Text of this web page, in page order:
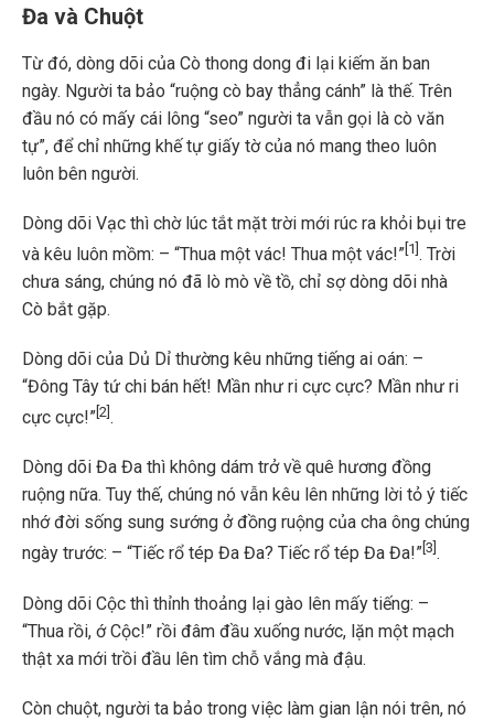
Đa và Chuột
Từ đó, dòng dõi của Cò thong dong đi lại kiếm ăn ban
ngày. Người ta bảo “ruộng cò bay thẳng cánh” là thế. Trên
đầu nó có mấy cái lông “seo” người ta vẫn gọi là cò văn
tự”, để chỉ những khế tự giấy tờ của nó mang theo luôn
luôn bên người.
Dòng dõi Vạc thì chờ lúc tắt mặt trời mới rúc ra khỏi bụi tre
và kêu luôn mồm: – “Thua một vác! Thua một vác!” [1] . Trời
chưa sáng, chúng nó đã lò mò về tồ, chỉ sợ dòng dõi nhà
Cò bắt gặp.
Dòng dõi của Dủ Dỉ thường kêu những tiếng ai oán: –
“Đông Tây tứ chi bán hết! Mần như ri cực cực? Mần như ri
cực cực!” [2] .
Dòng dõi Đa Đa thì không dám trở về quê hương đồng
ruộng nữa. Tuy thế, chúng nó vẫn kêu lên những lời tỏ ý tiếc
nhớ đời sống sung sướng ở đồng ruộng của cha ông chúng
ngày trước: – “Tiếc rổ tép Đa Đa? Tiếc rổ tép Đa Đa!” [3] .
Dòng dõi Cộc thì thỉnh thoảng lại gào lên mấy tiếng: –
“Thua rồi, ớ Cộc!” rồi đâm đầu xuống nước, lặn một mạch
thật xa mới trồi đầu lên tìm chỗ vắng mà đậu.
Còn chuột, người ta bảo trong việc làm gian lận nói trên, nó